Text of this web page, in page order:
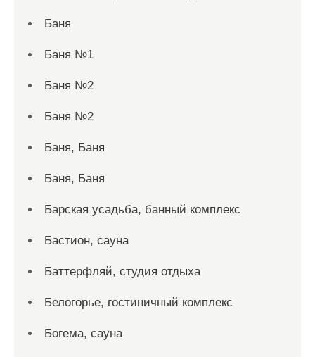
Баня
Баня №1
Баня №2
Баня №2
Баня, Баня
Баня, Баня
Барская усадьба, банный комплекс
Бастион, сауна
Баттерфляй, студия отдыха
Белогорье, гостиничный комплекс
Богема, сауна